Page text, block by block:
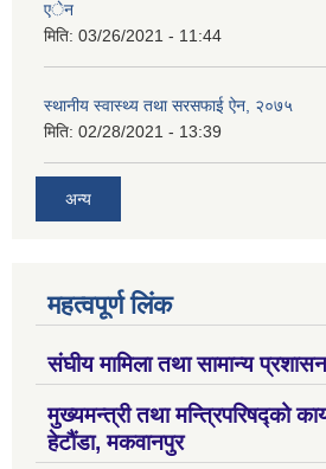
एेन
मिति: 03/26/2021 - 11:44
स्थानीय स्वास्थ्य तथा सरसफाई ऐन, २०७५
मिति: 02/28/2021 - 13:39
अन्य
महत्वपूर्ण लिंक
संघीय मामिला तथा सामान्य
मुख्यमन्त्री तथा मन्त्रिपरिषद्को
हेटौंडा, मकवानपुर